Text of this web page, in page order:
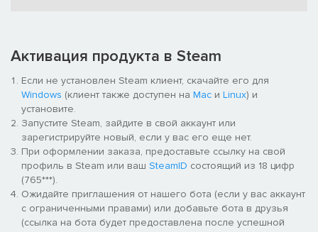
Prize Booth! Все призы хранятся в игровой комнате Play
Room, где можно открыть самые разные достижения.
Отличная игра для компании
Установили новый рекорд? Бросьте вызов друзьям и
проверьте, кто сможет подняться до первой строчки
сетевого списка лидеров.
Активация продукта в Steam
Если не установлен Steam клиент, скачайте его для
Windows (клиент также доступен на Mac и Linux) и
установите.
Запустите Steam, зайдите в свой аккаунт или
зарегистрируйте новый, если у вас его еще нет.
При оформлении заказа, предоставьте ссылку на свой
профиль в Steam или ваш SteamID состоящий из 18 цифр
(765***).
Ожидайте приглашения от нашего бота (если у вас аккаунт
с ограниченными правами) или добавьте бота в друзья
(ссылка на бота будет предоставлена после успешной